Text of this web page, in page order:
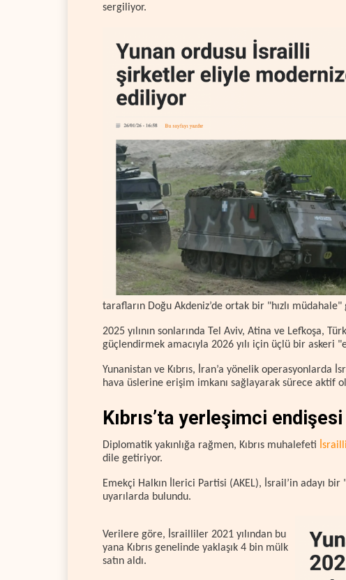
sergiliyor.
tarafların Doğu Akdeniz’de ortak bir "hızlı
2025 yılının sonlarında Tel Aviv, Atina ve Lefkoşa,
güçlendirmek amacıyla 2026 yılı için üçlü bir askeri
Yunanistan ve Kıbrıs, İran’a yönelik operasyonlarda
hava üslerine erişim imkanı sağlayarak sürece aktif
Kıbrıs’ta yerleşimci
Diplomatik yakınlığa rağmen, Kıbrıs muhalefeti
dile getiriyor.
Emekçi Halkın İlerici Partisi (AKEL), İsrail’in adayı
uyarılarda bulundu.
Verilere göre, İsrailliler 2021 yılından bu
yana Kıbrıs genelinde yaklaşık 4 bin mülk
satın aldı.